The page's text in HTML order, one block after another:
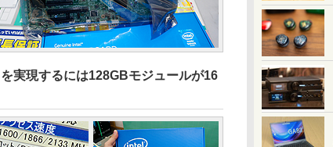
実現するには128GBモジュールが16